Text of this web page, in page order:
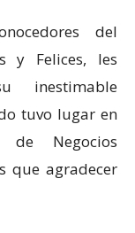
del
y Felices, les
inestimable
tuvo lugar en
Negocios
que agradecer